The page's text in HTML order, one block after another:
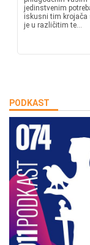
jedinstvenim
iskusni tim krojača
je u različitim te...
PODKAST